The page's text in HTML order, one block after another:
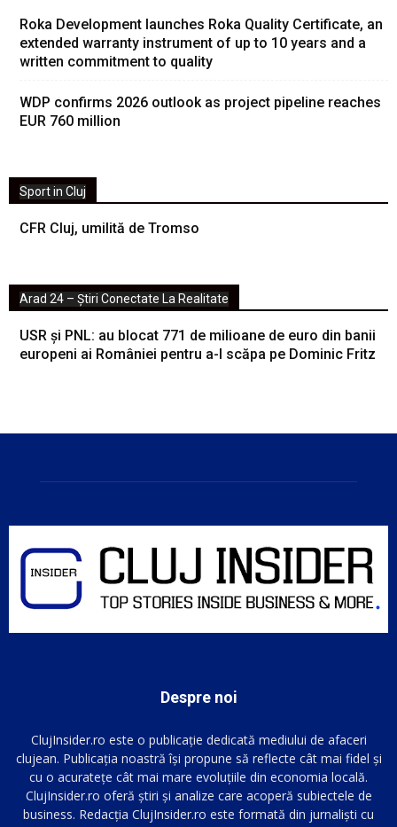
Roka Development launches Roka Quality Certificate, an
extended warranty instrument of up to 10 years and a
written commitment to quality
WDP confirms 2026 outlook as project pipeline reaches
EUR 760 million
Sport in Cluj
CFR Cluj, umilită de Tromso
Arad 24 – Știri Conectate La Realitate
USR și PNL: au blocat 771 de milioane de euro din banii
europeni ai României pentru a-l scăpa pe Dominic Fritz
Despre noi
ClujInsider.ro este o publicație dedicată mediului de afaceri
clujean. Publicația noastră își propune să reflecte cât mai fidel și
cu o acuratețe cât mai mare evoluțiile din economia locală.
ClujInsider.ro oferă știri și analize care acoperă subiectele de
business. Redacția ClujInsider.ro este formată din jurnaliști cu